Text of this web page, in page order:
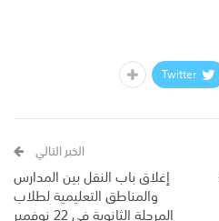
Twitter
الخبر التالي
إغلاق باب النقل بين المدارس
والمناطق التعليمية لطلاب
المرحلة الثانوية في 22 نوفمبر